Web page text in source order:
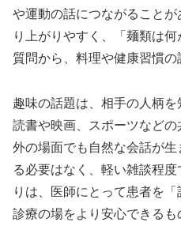
や運動の話につながること
り上がりやすく、「麺類は
質問から、料理や健康習慣の
趣味の話題は、相手の人柄を
読書や映画、スポーツなど
外の場面でも自然な会話が
る必要はなく、軽い雑談程
りは、医師にとって患者を「
診療の場をより安心できるも